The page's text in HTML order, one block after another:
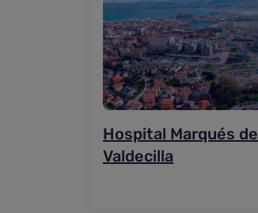
Hospital Marqués de
Valdecilla